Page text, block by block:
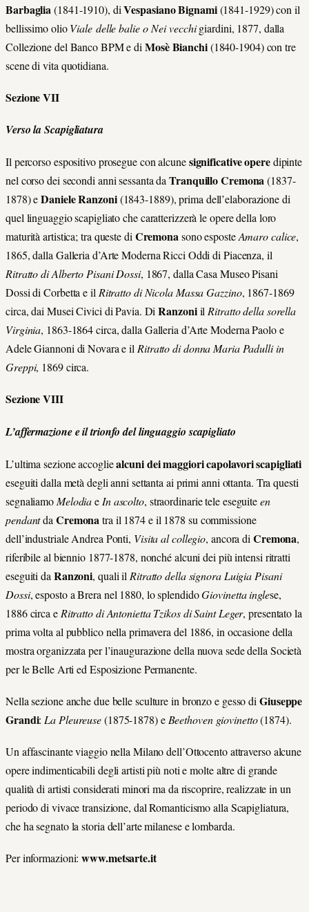
Barbaglia(1841-1910), diVespasiano Bignami(1841-1929) con il
bellissimo olioViale delle balie o Nei vecchigiardini, 1877, dalla
Collezione del Banco BPM e di Mosè Bianchi(1840-1904) con tre
scene di vita quotidiana.
Sezione VII
Verso la Scapigliatura
Il percorso espositivo prosegue con alcunesignificative operedipinte
nel corso dei secondi anni sessanta daTranquillo Cremona(1837-
1878) eDaniele Ranzoni(1843-1889), prima dell’elaborazione di
quel linguaggio scapigliato che caratterizzerà le opere della loro
maturità artistica; tra queste diCremonasono esposteAmaro calice,
1865, dalla Galleria d’Arte Moderna Ricci Oddi di Piacenza, il
Ritratto di Alberto Pisani Dossi, 1867, dalla Casa Museo Pisani
Dossi di Corbetta e ilRitrattodi Nicola Massa Gazzino, 1867-1869
circa, dai Musei Civici di Pavia. DiRanzoniilRitratto dellasorella
Virginia, 1863-1864 circa, dalla Galleria d’Arte Moderna Paolo e
Adele Giannoni di Novara e ilRitratto di donna Maria Padulli in
Greppi, 1869 circa.
Sezione VIII
L’affermazione e il trionfo del linguaggio scapigliato
L’ultima sezione accogliealcuni dei maggiori capolavori scapigliati
eseguiti dalla metà degli anni settanta ai primi anni ottanta. Tra questi
segnaliamo Melodiae In ascolto, straordinarie tele eseguiteen
pendantda Cremonatra il 1874 e il 1878 su commissione
dell’industriale Andrea Ponti, Visita al collegio, ancora di Cremona,
riferibile al biennio 1877-1878, nonché alcuni dei più intensi ritratti
eseguiti daRanzoni, quali il Ritratto della signora Luigia Pisani
Dossi, esposto a Brera nel 1880, lo splendidoGiovinetta inglese,
1886 circa e Ritratto di Antonietta Tzikos di Saint Leger, presentato la
prima volta al pubblico nella primavera del 1886, in occasione della
mostra organizzata per l’inaugurazione della nuova sede della Società
per le Belle Arti ed Esposizione Permanente.
Nella sezione anche due belle sculture in bronzo e gesso di Giuseppe
Grandi: La Pleureuse(1875-1878)eBeethoven giovinetto(1874).
Un affascinante viaggio nella Milano dell’Ottocento attraverso alcune
opere indimenticabili degli artisti più noti e molte altre di grande
qualità di artisti considerati minori ma da riscoprire, realizzate in un
periodo di vivace transizione, dal Romanticismo alla Scapigliatura,
che ha segnato la storia dell’arte milanese e lombarda.
Per informazioni:www.metsarte.it